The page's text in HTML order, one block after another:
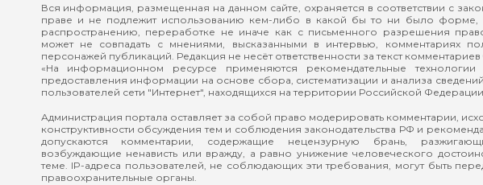
Вся информация, размещенная на данном сайте, охраняется в соответствии с
праве и не подлежит использованию кем-либо в какой бы то ни было форме,
распространению, переработке не иначе как с письменного разрешения
может не совпадать с мнениями, высказанными в интервью, комментариях
персонажей публикаций. Редакция не несёт ответственности за текст комментариев
«На информационном ресурсе применяются рекомендательные технологии
предоставления информации на основе сбора, систематизации и анализа
пользователей сети "Интернет", находящихся на территории Российской
Администрация портала оставляет за собой право модерировать комментарии,
конструктивности обсуждения тем и соблюдения законодательства РФ и
допускаются комментарии, содержащие нецензурную брань,
возбуждающие ненависть или вражду, а равно унижение человеческого
теме. IP-адреса пользователей, не соблюдающих эти требования, могут быть
правоохранительные органы.